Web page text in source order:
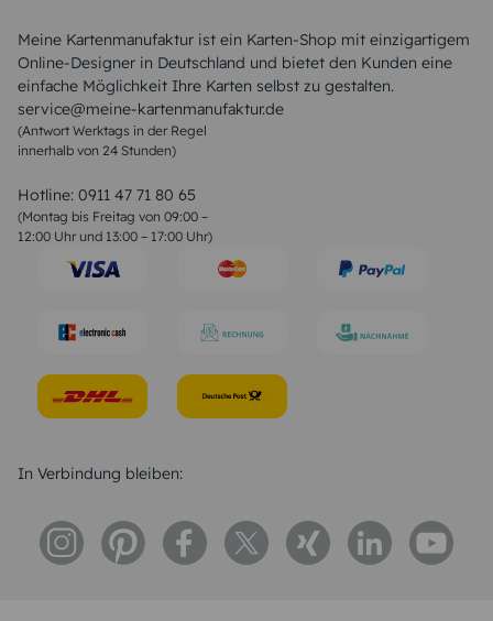
Meine Kartenmanufaktur ist ein Karten-Shop mit einzigartigem
Online-Designer in Deutschland und bietet den Kunden eine
einfache Möglichkeit Ihre Karten selbst zu gestalten.
service@meine-kartenmanufaktur.de
(Antwort Werktags in der Regel
innerhalb von 24 Stunden)
Hotline: 0911 47 71 80 65
(Montag bis Freitag von 09:00 –
12:00 Uhr und 13:00 – 17:00 Uhr)
FAQ
Liebeskummer Sprüche
Sommer Sprüche
Muttertagssprüche
Sprüche zur Hochzeit
Sprüche zur Konfirmation & Kommunion
Weihnachtsgedichte
Liebessprüche
Geburtstagssprüche
Trauersprüche
Konfirmation Glückwünsche
In Verbindung bleiben: